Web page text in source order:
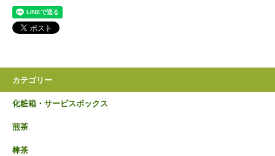
カテゴリー
化粧箱・サービスボックス
煎茶
棒茶